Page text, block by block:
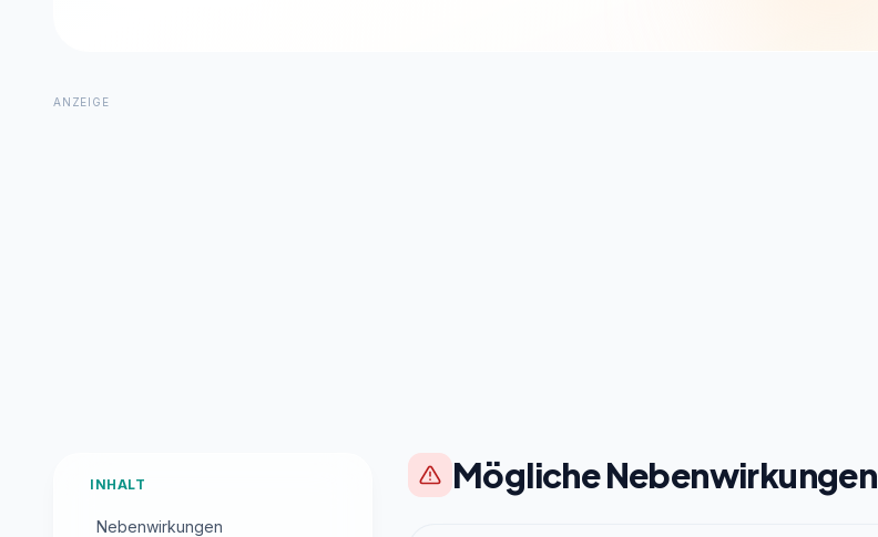
ANZEIGE
INHALT
Nebenwirkungen
Mögliche Nebenwirkungen